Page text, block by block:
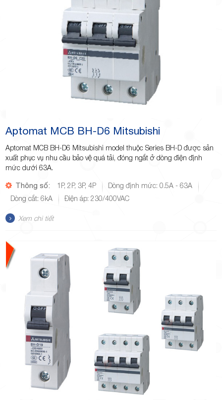
Aptomat MCB BH-D6 Mitsubishi
Aptomat MCB BH-D6 Mitsubishi model thuộc Series BH-D được sản
xuất phục vụ nhu cầu bảo vệ quá tải, đóng ngắt ở dòng điện định
mức dưới 63A.
Thông số: 1P, 2P, 3P, 4P
Dòng định mức: 0.5A - 63A
Dòng cắt: 6kA
Điện áp: 230/400VAC
Xem chi tiết